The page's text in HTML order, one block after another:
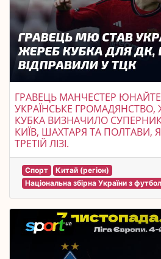
ГРАВЕЦЬ МАНЧЕСТЕР
УКРАЇНСЬКЕ ГРОМАДЯНСТВО,
КУБКА ВИЗНАЧИЛО
КИЇВ, ШАХТАРЯ ТА ПОЛТАВИ,
ТРЕТІЙ ЛІЗІ.
Спорт
Китай (регіон)
Національна збірна України з